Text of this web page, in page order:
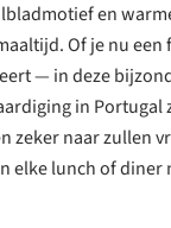
en
Of je nu
— in deze
in Portugal
zeker naar zullen
elke lunch of diner